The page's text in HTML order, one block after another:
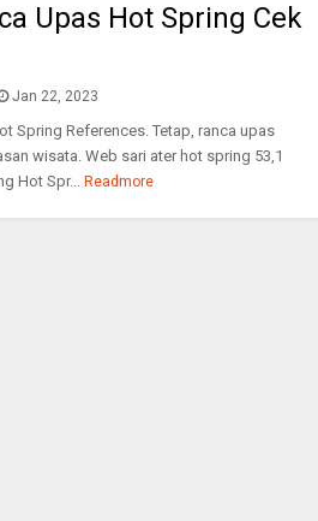
Upas Hot Spring Cek
Jan 22, 2023
Spring References. Tetap, ranca upas
wisata. Web sari ater hot spring 53,1
Hot Spr... Readmore